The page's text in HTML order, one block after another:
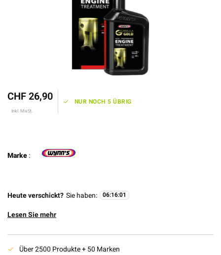
CHF 26,90
Inkl. MwSt.
NUR NOCH 5 ÜBRIG
Marke:
Heute verschickt? Sie haben: 06:16:01
Lesen Sie mehr
Über 2500 Produkte + 50 Marken